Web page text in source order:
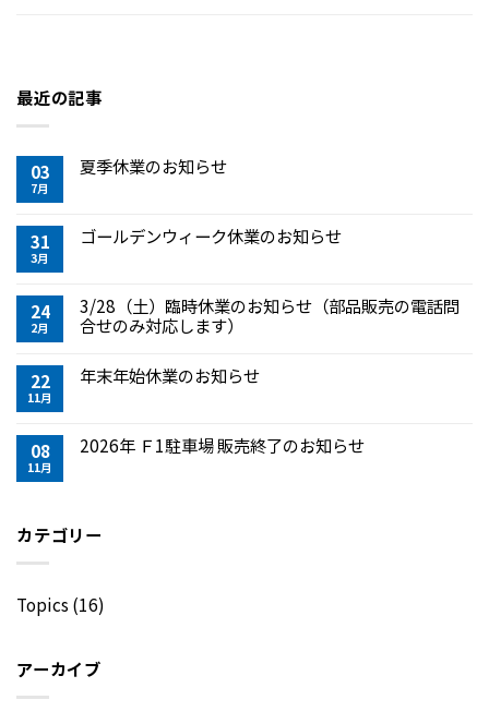
最近の記事
03
7月
夏季休業のお知らせ
31
3月
ゴールデンウィーク休業のお知らせ
24
2月
3/28（土）臨時休業のお知らせ（部品販売の電話問
合せのみ対応します）
22
11月
年末年始休業のお知らせ
08
11月
2026年 Ｆ1駐車場 販売終了のお知らせ
カテゴリー
Topics (16)
アーカイブ